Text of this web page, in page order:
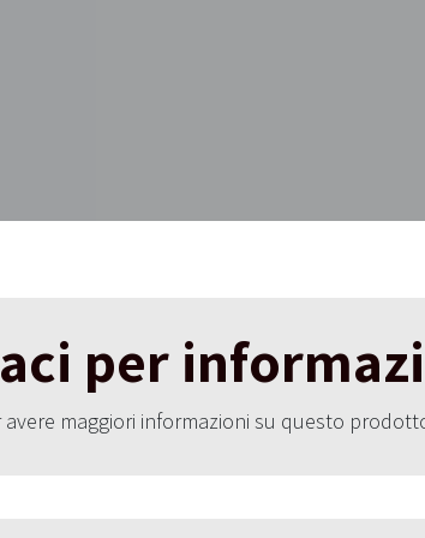
per
avere maggiori informazioni su questo